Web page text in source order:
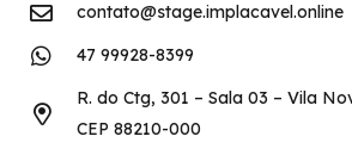
contato@stage.implacavel.online
47 99928-8399
R. do Ctg, 301 – Sala 03 – Vila
CEP 88210-000